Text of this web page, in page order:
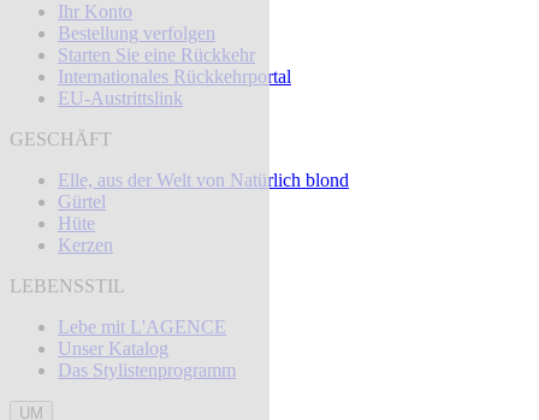
Ihr Konto
Bestellung verfolgen
Starten Sie eine Rückkehr
Internationales Rückkehrportal
EU-Austrittslink
GESCHÄFT
Elle, aus der Welt von Natürlich blond
Gürtel
Hüte
Kerzen
LEBENSSTIL
Lebe mit L'AGENCE
Unser Katalog
Das Stylistenprogramm
UM